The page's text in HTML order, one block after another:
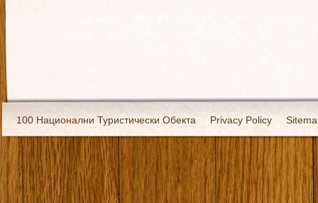
100 Национални Туристически Обекта Privacy Policy
Екипировка За нас Имало едно време Кивоторият.
Ковчега със светите мощи на Свети Григорий Каллидис